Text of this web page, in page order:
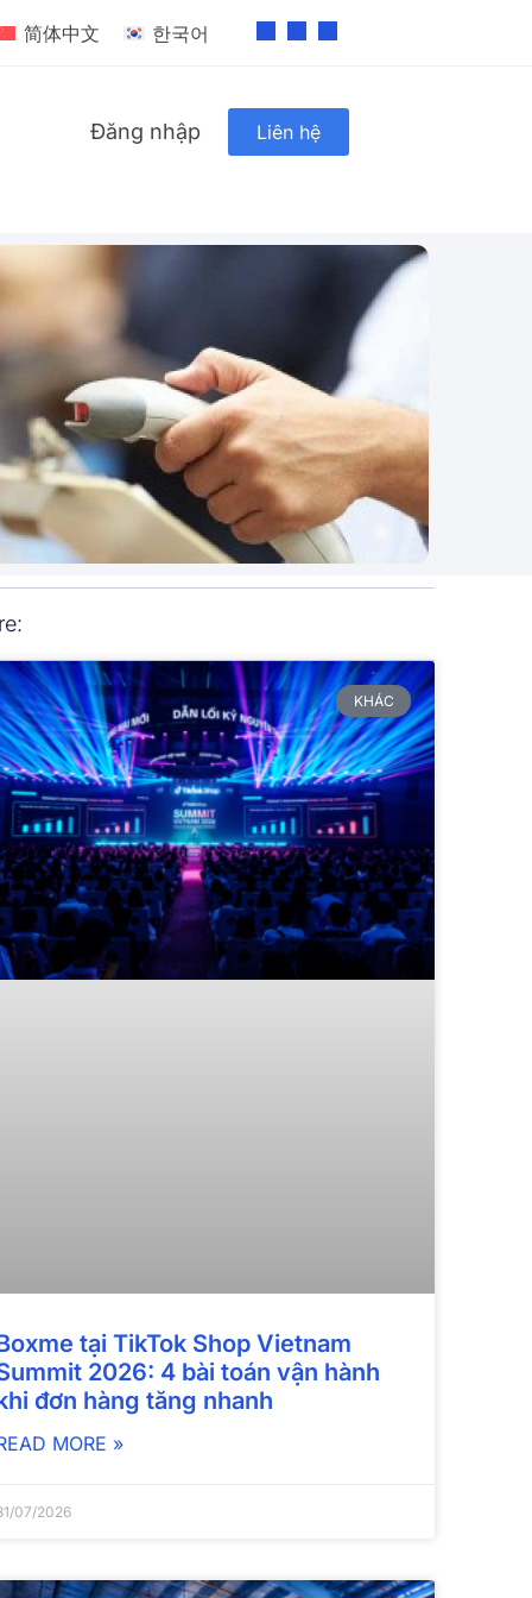
简体中文 한국어
Đăng nhập Liên hệ
KHÁC
tại TikTok Shop Vietnam
2026: 4 bài toán vận hành
đơn hàng tăng nhanh
MORE »
07/2026